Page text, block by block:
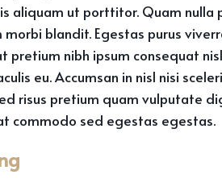
aliquam ut porttitor. Quam
blandit. Egestas purus
pretium nibh ipsum consequat
eu. Accumsan in nisl nisi
risus pretium quam vulputate
commodo sed egestas egestas.